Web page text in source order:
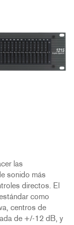
las
sonido más
directos. El
como
centros de
de +/-12 dB, y